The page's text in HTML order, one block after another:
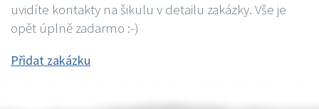
uvidíte kontakty na šikulu v detailu zakázky. Vše je
opět úplně zadarmo :-)
Přidat zakázku